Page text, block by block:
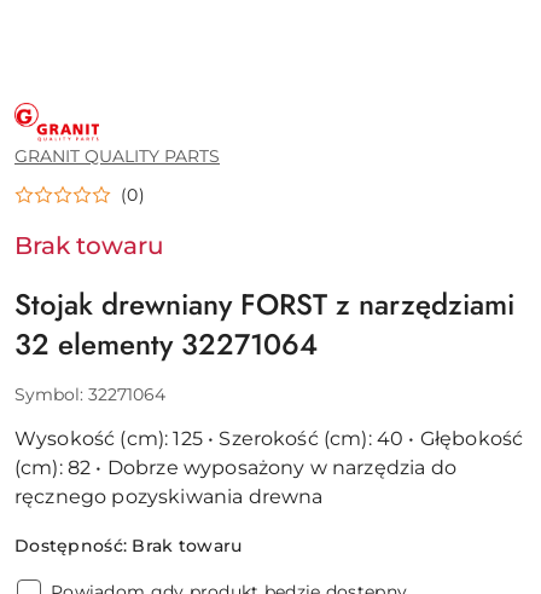
GRANIT
QUALITY
PARTS
GRANIT QUALITY PARTS
(0)
Brak towaru
Stojak drewniany FORST z narzędziami
32 elementy 32271064
Symbol: 32271064
Wysokość (cm): 125 • Szerokość (cm): 40 • Głębokość
(cm): 82 • Dobrze wyposażony w narzędzia do
ręcznego pozyskiwania drewna
Dostępność: Brak towaru